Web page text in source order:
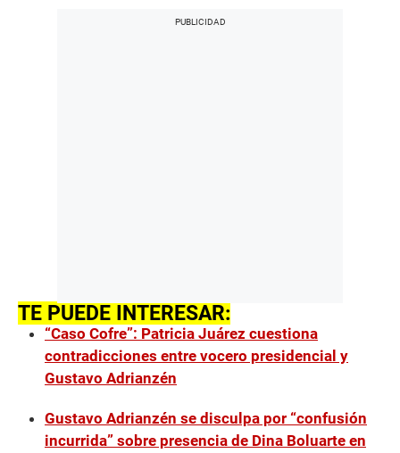
TE PUEDE INTERESAR:
“Caso Cofre”: Patricia Juárez cuestiona
contradicciones entre vocero presidencial y
Gustavo Adrianzén
Gustavo Adrianzén se disculpa por “confusión
incurrida” sobre presencia de Dina Boluarte en